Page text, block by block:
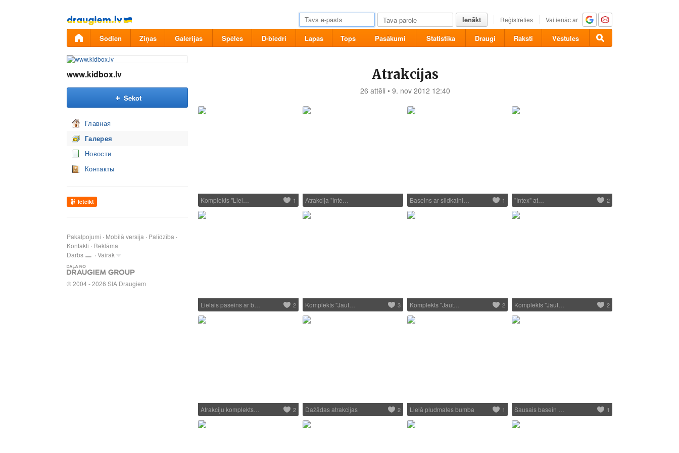
Pāriet
uz
saturu
Ienākt Reģistrēties Vai ienāc ar
Šodien Ziņas Galerijas Spēles D-biedri Lapas Tops Pasākumi Statistika Draugi Raksti Vēstules
www.kidbox.lv
Sekot
Главная
Галерея
Новости
Контакты
Ieteikt
Pakalpojumi Mobilā versija
Palīdzība
Kontakti
Reklāma
Darbs
Vairāk
© 2004 - 2026 SIA Draugiem
Atrakcijas
26 attēli • 9. nov 2012 12:40
Komplekts "Liel… 1 Atrakcija "Inte… Baseins ar slidkalni… 1 "Intex" at… 2
Lielais paseins ar b… 2 Komplekts "Jaut… 3 Komplekts "Jaut… 2 Komplekts "Jaut… 2
Atrakciju komplekts… 2 Dažādas atrakcijas 2 Lielā pludmales bumba 1 Sausais basein … 1